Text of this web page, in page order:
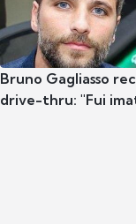
Bruno Gagliasso
drive-thru: "Fui